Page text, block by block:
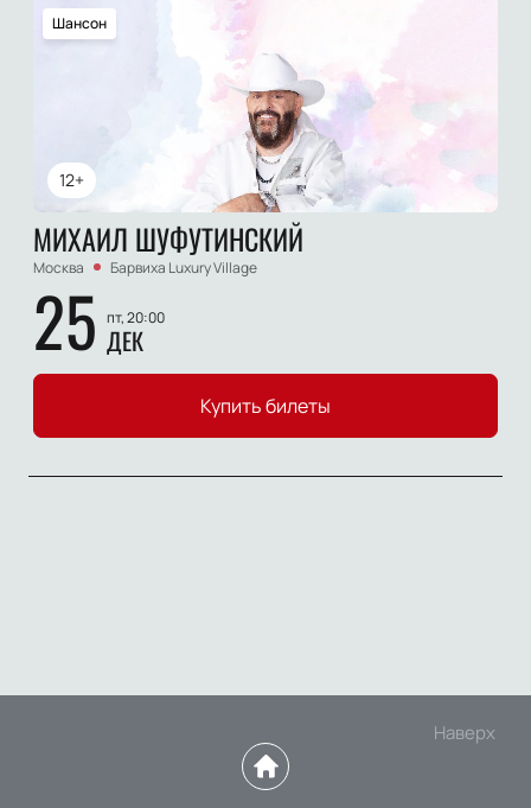
12+
Шансон
МИХАИЛ ШУФУТИНСКИЙ
Москва Барвиха Luxury Village
25 пт, 20:00
ДЕК
Купить билеты
Наверх